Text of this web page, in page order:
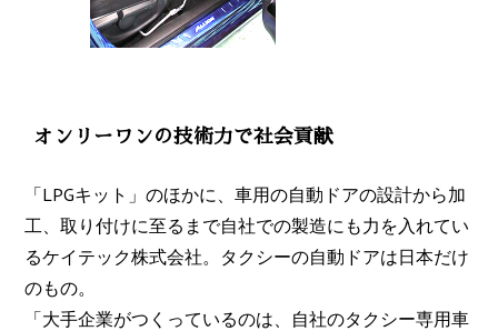
オンリーワンの技術力で社会貢献
「LPGキット」のほかに、車用の自動ドアの設計から加
工、取り付けに至るまで自社での製造にも力を入れてい
るケイテック株式会社。タクシーの自動ドアは日本だけ
のもの。
「大手企業がつくっているのは、自社のタクシー専用車